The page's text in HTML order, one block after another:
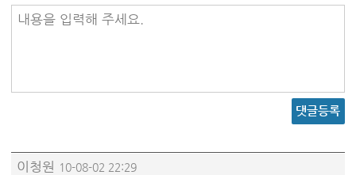
내용을 입력해 주세요.
댓글등록
이청원 10-08-02 22:29